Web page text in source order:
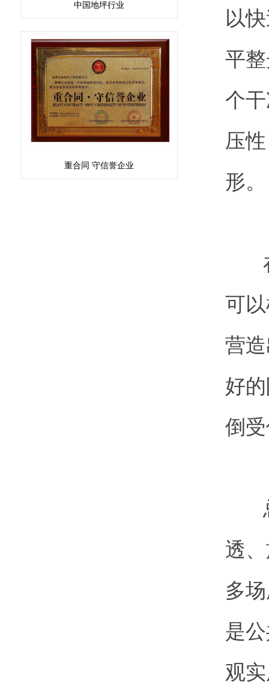
中国地坪行业
重合同 守信誉企业
以
平
个
压
形。
可
营
好
倒
透
多
是
观